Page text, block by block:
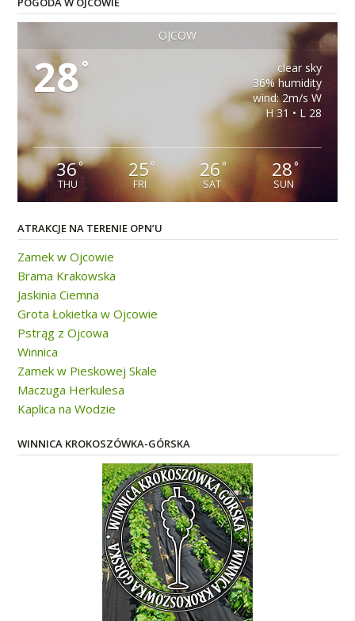
OJCÓW
28°
clear sky
36% humidity
wind: 2m/s W
H 31 • L 28
36°
THU
25°
FRI
26 °
SAT
28°
SUN
ATRAKCJE NA TERENIE OPN’U
Zamek w Ojcowie
Brama Krakowska
Jaskinia Ciemna
Grota Łokietka w Ojcowie
Pstrąg z Ojcowa
Winnica
Zamek w Pieskowej Skale
Maczuga Herkulesa
Kaplica na Wodzie
WINNICA KROKOSZÓWKA-GÓRSKA